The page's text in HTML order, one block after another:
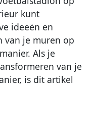
kunt
ideeën en
van je muren op
Als je
van je
is dit artikel